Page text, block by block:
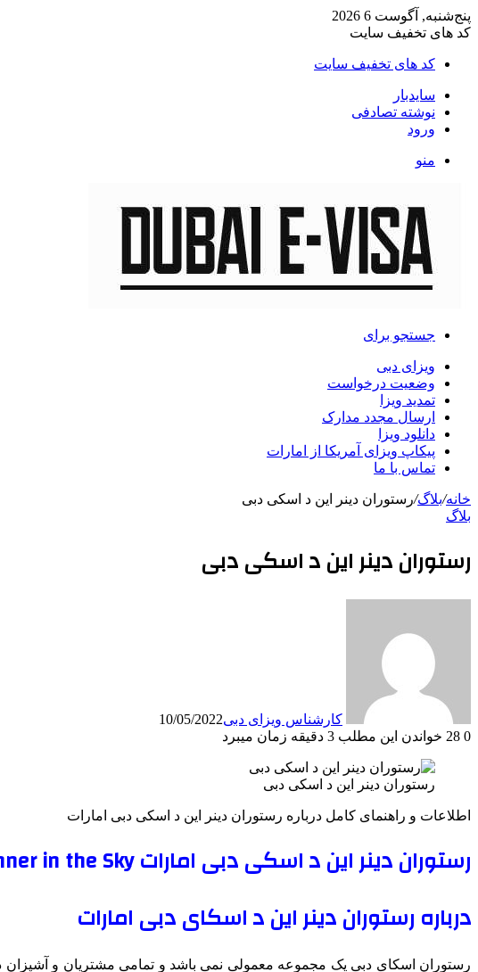
پنج‌شنبه, آگوست 6 2026
کد های تخفیف سایت
کد های تخفیف سایت
سایدبار
نوشته تصادفی
ورود
منو
جستجو برای
ویزای دبی
وضعیت درخواست
تمدید ویزا
ارسال مجدد مدارک
دانلود ویزا
پیکاپ ویزای آمریکا از امارات
تماس با ما
خانه/بلاگ/رستوران دینر این د اسکی دبی
بلاگ
رستوران دینر این د اسکی دبی
کارشناس ویزای دبی10/05/2022
0
خواندن این مطلب 3 دقیقه زمان میبرد
رستوران دینر این د اسکی دبی
اطلاعات و راهنمای کامل درباره رستوران دینر این د اسکی دبی امارات
رستوران دینر این د اسکی دبی امارات Dinner in the Sky
درباره رستوران دینر این د اسکای دبی امارات